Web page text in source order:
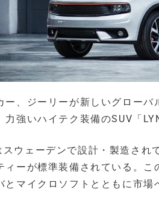
ー、ジーリーが新しいグロー
強いハイテク装備のSUV「
ウェーデンで設計・製造され
ィーが標準装備されている。
とマイクロソフトとともに市場